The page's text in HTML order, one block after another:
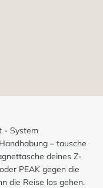
- System
– tausche
deines Z-
PEAK gegen die
die Reise los gehen.